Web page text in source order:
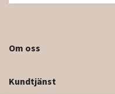
Om oss
Kundtjänst